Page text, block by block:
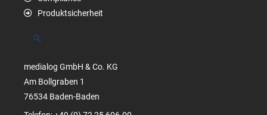
Produktsicherheit
Suchen
medialog GmbH & Co. KG
Am Bollgraben 1
76534 Baden-Baden